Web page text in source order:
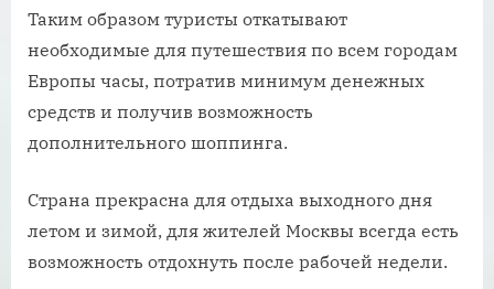
Таким образом туристы откатывают
необходимые для путешествия по всем городам
Европы часы, потратив минимум денежных
средств и получив возможность
дополнительного шоппинга.
Страна прекрасна для отдыха выходного дня
летом и зимой, для жителей Москвы всегда есть
возможность отдохнуть после рабочей недели.